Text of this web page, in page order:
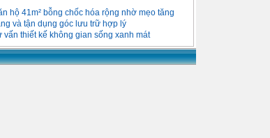
hộ 41m² bỗng chốc hóa rộng nhờ mẹo tăng
và tận dụng góc lưu trữ hợp lý
vấn thiết kế không gian sống xanh mát